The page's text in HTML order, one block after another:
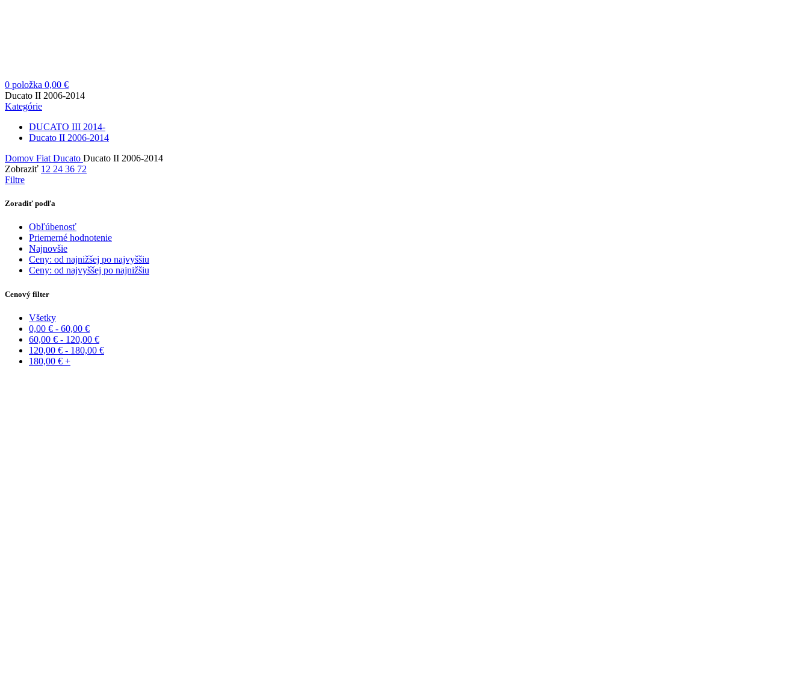
0 položka 0,00 €
Ducato II 2006-2014
Kategórie
DUCATO III 2014-
Ducato II 2006-2014
Domov Fiat Ducato Ducato II 2006-2014
Zobraziť 12 24 36 72
Filtre
Zoradiť podľa
Obľúbenosť
Priemerné hodnotenie
Najnovšie
Ceny: od najnižšej po najvyššiu
Ceny: od najvyššej po najnižšiu
Cenový filter
Všetky
0,00 € - 60,00 €
60,00 € - 120,00 €
120,00 € - 180,00 €
180,00 € +